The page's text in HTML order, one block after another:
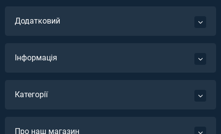
Додатковий
Інформація
Категорії
Про наш магазин